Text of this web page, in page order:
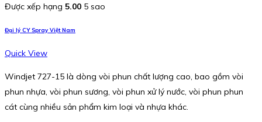
Được xếp hạng 5.00 5 sao
Đại lý CY Spray Việt Nam
Quick View
Windjet 727-15 là dòng vòi phun chất lượng cao, bao gồm vòi
phun nhựa, vòi phun sương, vòi phun xử lý nước, vòi phun phun
cát cùng nhiều sản phẩm kim loại và nhựa khác.